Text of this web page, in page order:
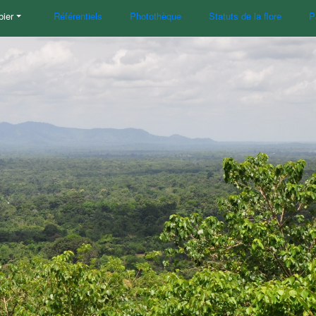
Référentiels Photothèque Statuts de la flore